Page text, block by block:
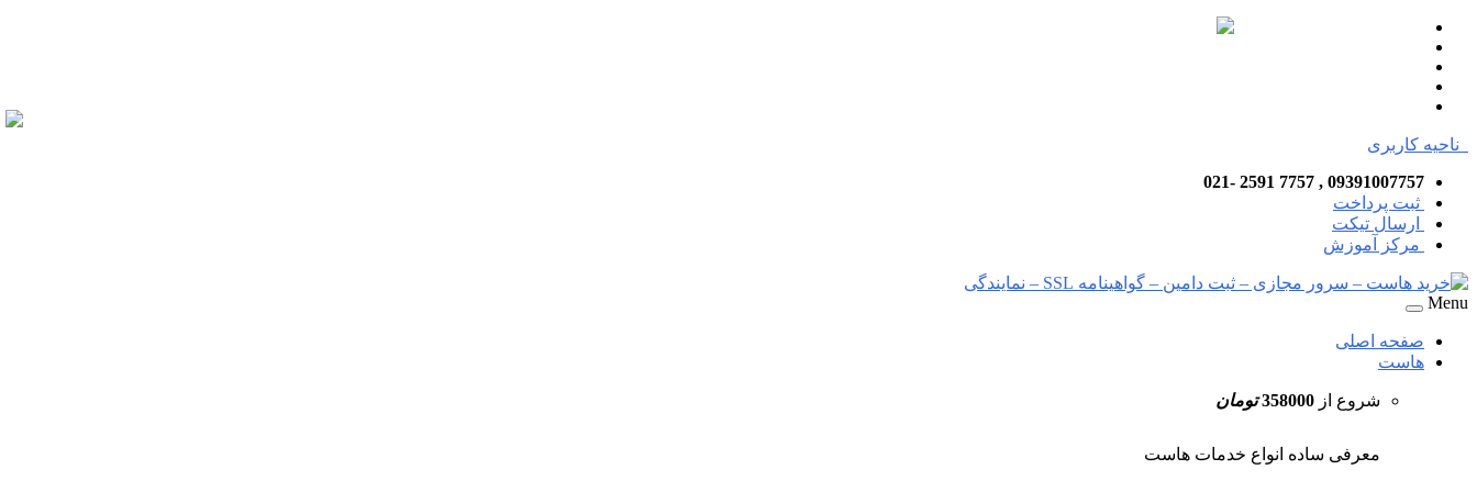
ناحیه کاربری
09391007757 , 7757 2591 -021
ثبت پرداخت
ارسال تیکت
مرکز آموزش
Menu
صفحه اصلی
هاست
شروع از 358000 تومان
معرفی ساده انواع خدمات هاست